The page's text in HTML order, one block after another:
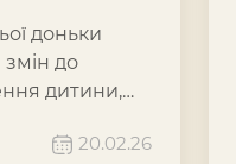
доньки
до
дитини,
20.02.26